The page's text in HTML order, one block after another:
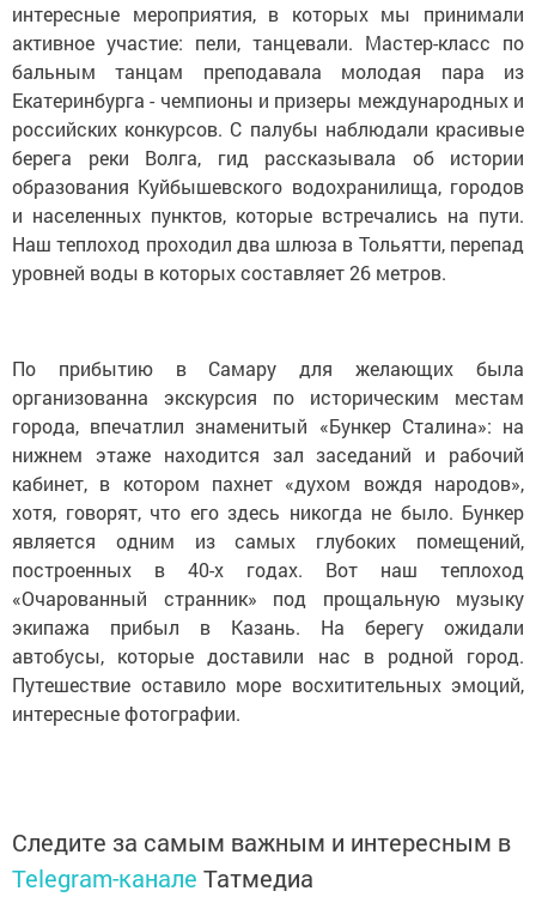
интересные мероприятия, в которых мы принимали
активное участие: пели, танцевали. Мастер-класс по
бальным танцам преподавала молодая пара из
Екатеринбурга - чемпионы и призеры международных и
российских конкурсов. С палубы наблюдали красивые
берега реки Волга, гид рассказывала об истории
образования Куйбышевского водохранилища, городов
и населенных пунктов, которые встречались на пути.
Наш теплоход проходил два шлюза в Тольятти, перепад
уровней воды в которых составляет 26 метров.
По прибытию в Самару для желающих была
организованна экскурсия по историческим местам
города, впечатлил знаменитый «Бункер Сталина»: на
нижнем этаже находится зал заседаний и рабочий
кабинет, в котором пахнет «духом вождя народов»,
хотя, говорят, что его здесь никогда не было. Бункер
является одним из самых глубоких помещений,
построенных в 40-х годах. Вот наш теплоход
«Очарованный странник» под прощальную музыку
экипажа прибыл в Казань. На берегу ожидали
автобусы, которые доставили нас в родной город.
Путешествие оставило море восхитительных эмоций,
интересные фотографии.
Следите за самым важным и интересным в
Telegram-канале Татмедиа